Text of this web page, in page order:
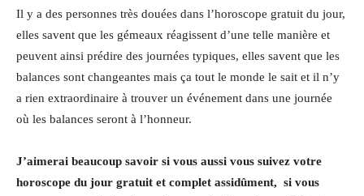
Il y a des personnes très douées dans l’horoscope gratuit du jour,
elles savent que les gémeaux réagissent d’une telle manière et
peuvent ainsi prédire des journées typiques, elles savent que les
balances sont changeantes mais ça tout le monde le sait et il n’y
a rien extraordinaire à trouver un événement dans une journée
où les balances seront à l’honneur.
J’aimerai beaucoup savoir si vous aussi vous suivez votre
horoscope du jour gratuit et complet assidûment, si vous